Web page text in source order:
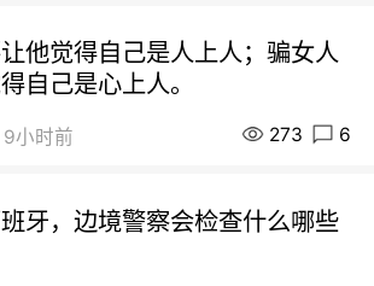
他觉得自己是人上人；骗女人
自己是心上人。
9小时前 273 6
牙，边境警察会检查什么哪些